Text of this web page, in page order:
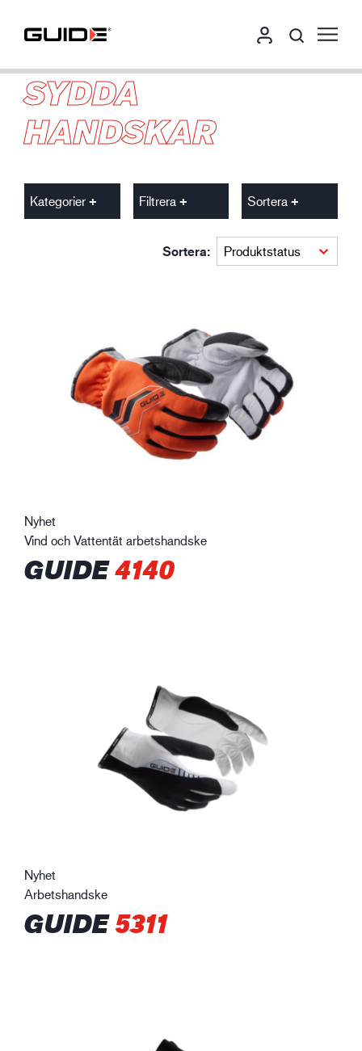
SYDDA
HANDSKAR
Kategorier Filtrera Sortera
Sortera:
Nyhet
Vind och Vattentät arbetshandske
GUIDE4140
Nyhet
Arbetshandske
GUIDE5311